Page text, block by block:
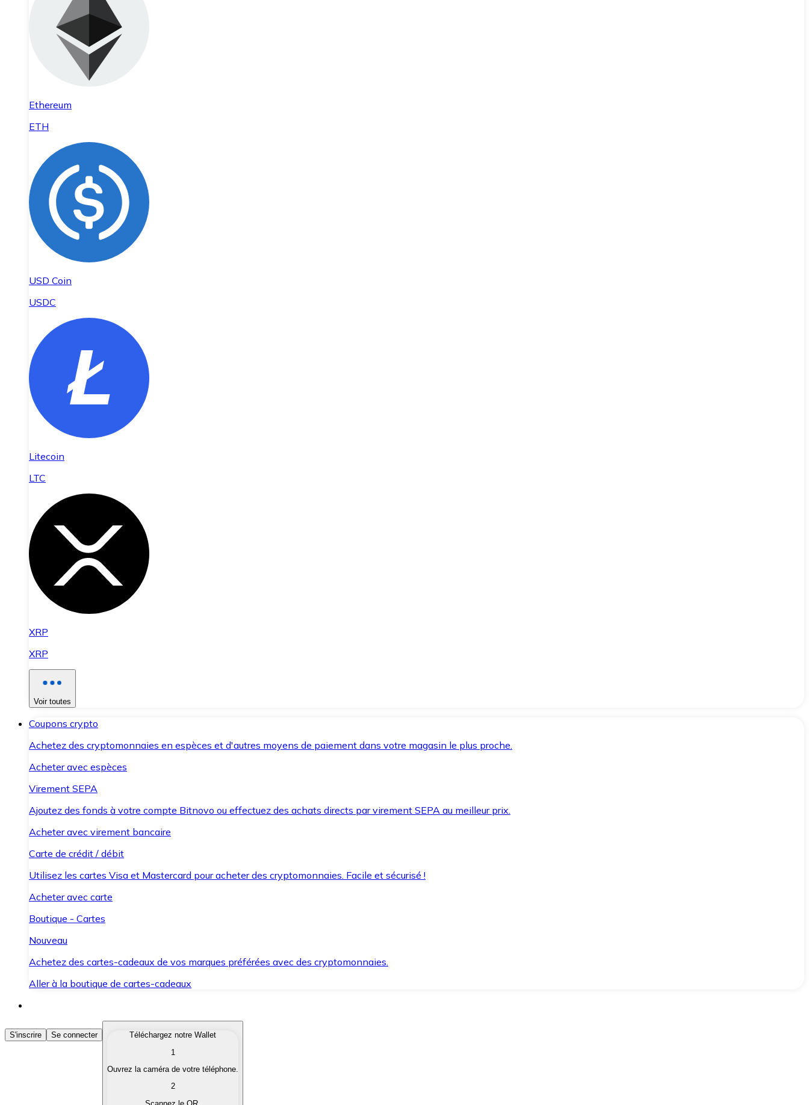
Ethereum
ETH
USD Coin
USDC
Litecoin
LTC
XRP
XRP
Voir toutes
Coupons crypto
Achetez des cryptomonnaies en espèces et d'autres moyens de paiement dans votre magasin le plus proche.
Acheter avec espèces
Virement SEPA
Ajoutez des fonds à votre compte Bitnovo ou effectuez des achats directs par virement SEPA au meilleur prix.
Acheter avec virement bancaire
Carte de crédit / débit
Utilisez les cartes Visa et Mastercard pour acheter des cryptomonnaies. Facile et sécurisé !
Acheter avec carte
Boutique - Cartes
Nouveau
Achetez des cartes-cadeaux de vos marques préférées avec des cryptomonnaies.
Aller à la boutique de cartes-cadeaux
Acheter des Cryptomonnaies
Achetez les cryptomonnaies qui vous intéressent rapidement et en toute sécurité.
Convertissez vos cryptomonnaies en monnaie fiduciaire lorsque vous en avez besoin.
S'inscrire Se connecter
Téléchargez notre Wallet
1
Ouvrez la caméra de votre téléphone.
2